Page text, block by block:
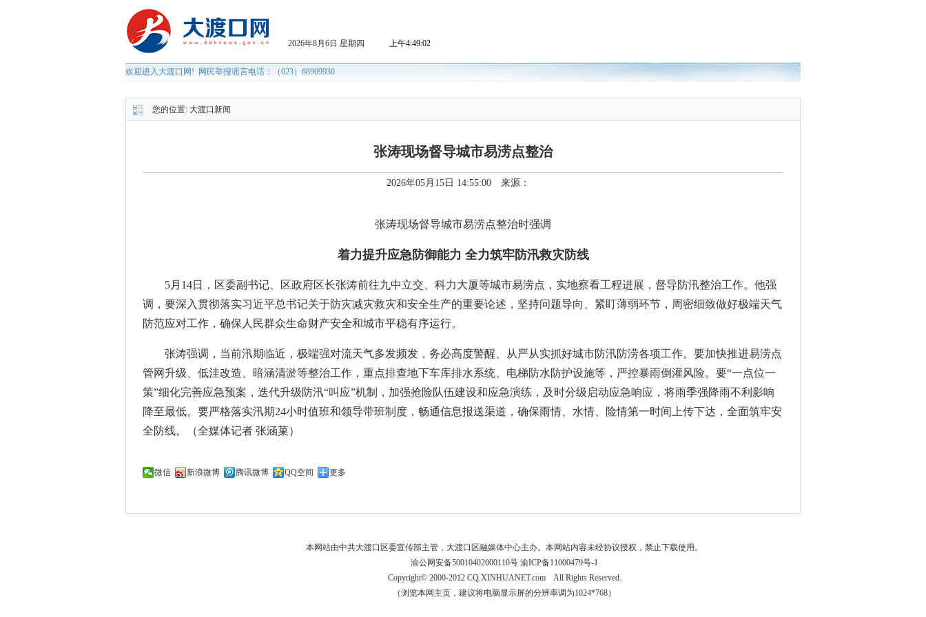
您的位置: 大渡口新闻
张涛现场督导城市易涝点整治
2026年05月15日 14:55:00 来源：
张涛现场督导城市易涝点整治时强调
着力提升应急防御能力 全力筑牢防汛救灾防线
5月14日，区委副书记、区政府区长张涛前往九中立交、科力大厦等城市易涝点，实地察看工程进展，督导防汛整治工作。他强
调，要深入贯彻落实习近平总书记关于防灾减灾救灾和安全生产的重要论述，坚持问题导向、紧盯薄弱环节，周密细致做好极端天气
防范应对工作，确保人民群众生命财产安全和城市平稳有序运行。
张涛强调，当前汛期临近，极端强对流天气多发频发，务必高度警醒、从严从实抓好城市防汛防涝各项工作。要加快推进易涝点
管网升级、低洼改造、暗涵清淤等整治工作，重点排查地下车库排水系统、电梯防水防护设施等，严控暴雨倒灌风险。要“一点位一
策”细化完善应急预案，迭代升级防汛“叫应”机制，加强抢险队伍建设和应急演练，及时分级启动应急响应，将雨季强降雨不利影响
降至最低。要严格落实汛期24小时值班和领导带班制度，畅通信息报送渠道，确保雨情、水情、险情第一时间上传下达，全面筑牢安
全防线。（全媒体记者 张涵菓）
微信 新浪微博 腾讯微博 QQ空间 更多